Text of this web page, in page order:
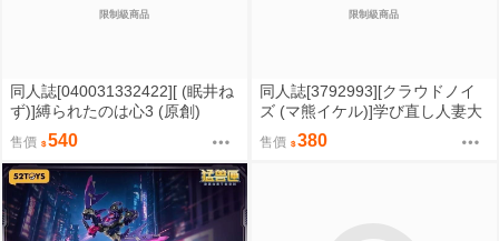
限制級商品
同人誌[040031332422][ (眠井ね
ず)]縛られたのは心3 (原創)
售價 540
限制級商品
同人誌[3792993][クラウドノイ
ズ (マ熊イケル)]学び直し人妻大
学生チャラ男に堕ちる (原創)
售價 380